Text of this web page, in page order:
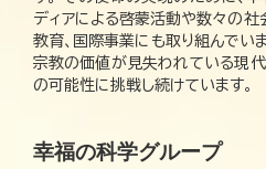
ディアによる啓蒙活動や数々の社
教育、国際事業にも取り組んでい
宗教の価値が見失われている現
の可能性に挑戦し続けています。
幸福の科学グループ